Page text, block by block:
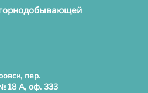
пер.
А, оф. 333